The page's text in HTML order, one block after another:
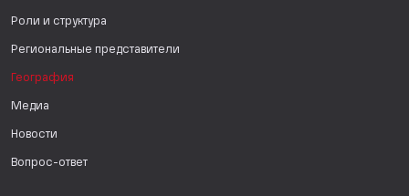
Роли и структура
Региональные представители
География
Медиа
Новости
Вопрос-ответ